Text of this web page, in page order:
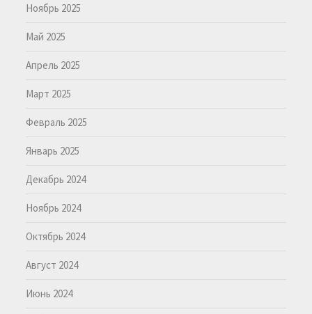
Ноябрь 2025
Май 2025
Апрель 2025
Март 2025
Февраль 2025
Январь 2025
Декабрь 2024
Ноябрь 2024
Октябрь 2024
Август 2024
Июнь 2024